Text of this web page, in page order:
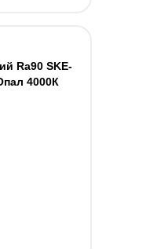
Ra90 SKE-
4000К